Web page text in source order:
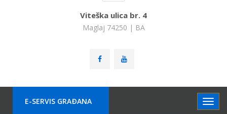
Viteška ulica br. 4
Maglaj 74250 | BA
E-SERVIS GRAÐANA